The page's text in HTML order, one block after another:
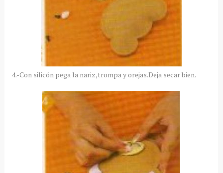
4.-Con silicón pega la nariz,trompa y orejas.Deja secar bien.